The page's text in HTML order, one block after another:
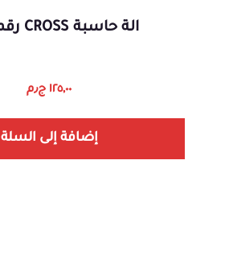
الة حاسبة CROSS رقم 1200
١٢٥,٠٠ ج٫م
إضافة إلى السلة